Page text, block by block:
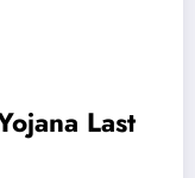
Last